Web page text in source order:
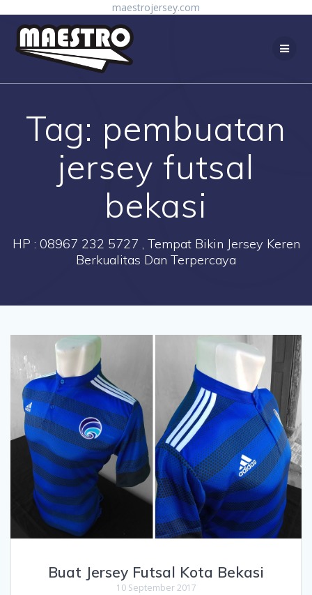
maestrojersey.com
Tag: pembuatan
jersey futsal
bekasi
HP : 08967 232 5727 , Tempat Bikin Jersey Keren
Berkualitas Dan Terpercaya
Buat Jersey Futsal Kota Bekasi
10 September 2017